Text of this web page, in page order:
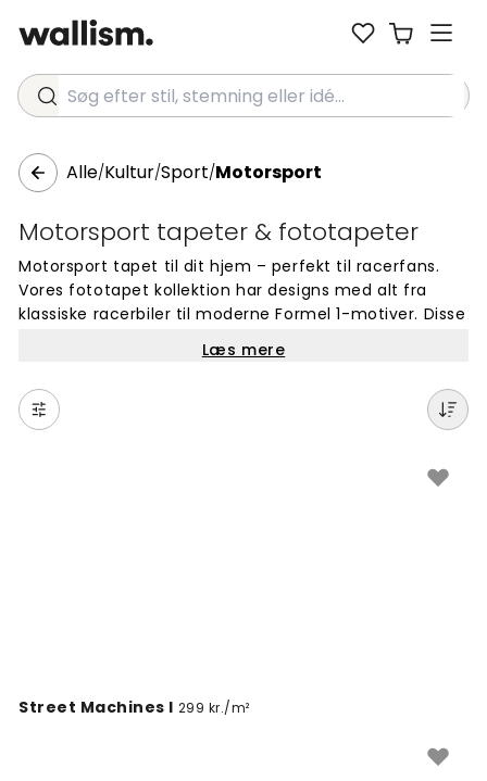
Søg efter stil, stemning eller idé...
Alle/Kultur/Sport/Motorsport
Motorsport tapeter & fototapeter
Motorsport tapet til dit hjem – perfekt til racerfans.
Vores fototapet kollektion har designs med alt fra
klassiske racerbiler til moderne Formel 1-motiver. Disse
ungdomsværelset eller garagen. Hvert tapet er lavet
på bestilling og tilpasses dine vægge. Vælg mellem
hundredvis af motorsport-designs og skab det
perfekte rum for den store racerfan. Køb dit
Læs mere
Street Machines I 299 kr./m²